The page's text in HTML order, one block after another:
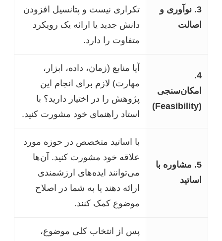
3. نوآوری و
اصالت
تکراری نیست و پتانسیل افزودن
دانش جدید یا ارائه یک رویکرد
متفاوت را دارد.
4.
امکان‌سنجی
(Feasibility)
آیا منابع (زمان، داده، ابزار،
مهارت) لازم برای انجام این
پژوهش را در اختیار دارید؟ با
استاد راهنمای خود مشورت کنید.
5. مشاوره با
اساتید
با اساتید متخصص در حوزه مورد
علاقه خود مشورت کنید. آن‌ها
می‌توانند ایده‌های ارزشمندی
ارائه دهند یا به شما در اصلاح
موضوع کمک کنند.
پس از انتخاب کلی موضوع،